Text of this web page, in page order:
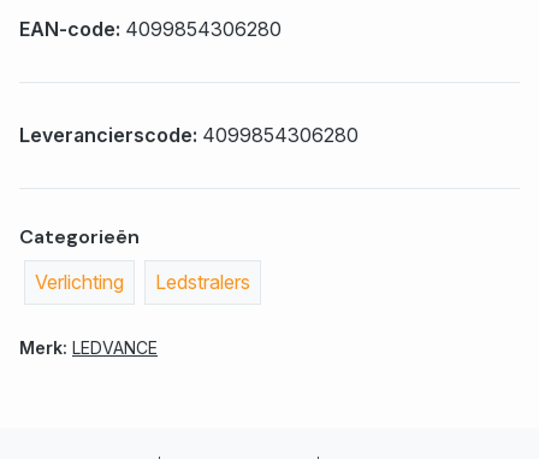
EAN-code: 4099854306280
Leverancierscode: 4099854306280
Categorieën
Verlichting Ledstralers
Merk: LEDVANCE